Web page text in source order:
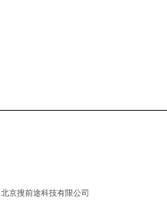
北京搜前途科技有限公司